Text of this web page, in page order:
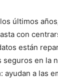
últimos
con
están
seguros en la
a las